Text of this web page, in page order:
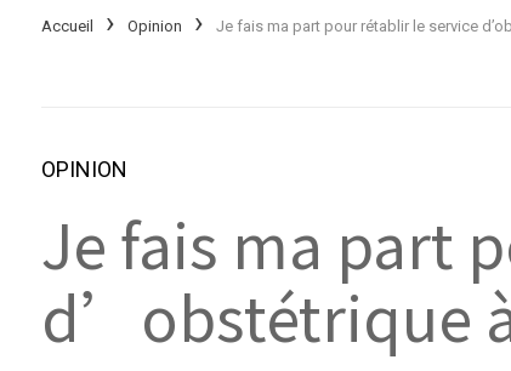
Accueil Opinion
OPINION
Je fais ma part
d’obstétrique